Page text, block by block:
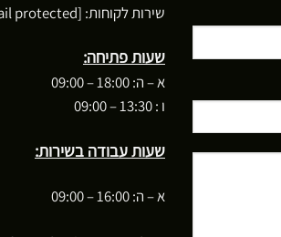
שירות לקוחות: [email protected]
שעות פתיחה:
א – ה: 18:00 – 09:00
ו : 13:30 – 09:00
שעות עבודה בשירות:
א – ה: 16:00 – 09:00